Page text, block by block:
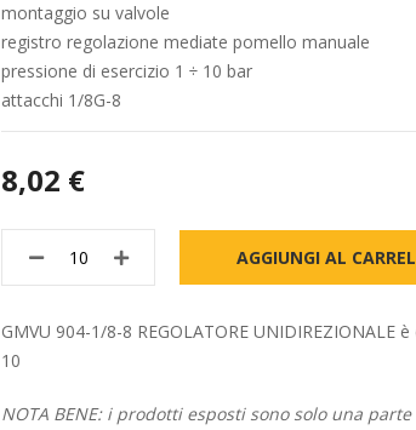
montaggio su valvole
registro regolazione mediate pomello manuale
pressione di esercizio 1 ÷ 10 bar
attacchi 1/8G-8
8,02 €
AGGIUNGI AL
GMVU 904-1/8-8 REGOLATORE UNIDIREZIONALE
10
NOTA BENE: i prodotti esposti sono solo una